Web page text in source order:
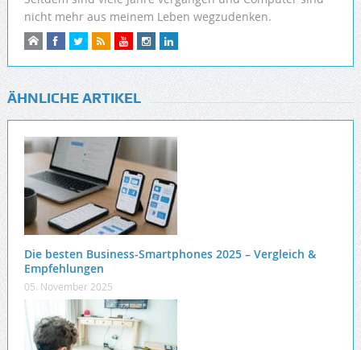
nicht mehr aus meinem Leben wegzudenken.
ÄHNLICHE ARTIKEL
Die besten Business-Smartphones 2025 – Vergleich &
Empfehlungen
05. November 2025